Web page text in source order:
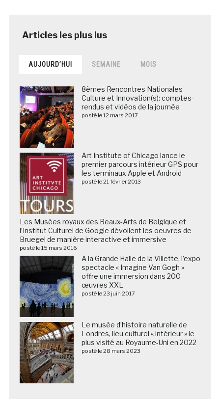
AUJOURD’HUI SEMAINE MOIS
8èmes Rencontres Nationales
Culture et Innovation(s): comptes-
rendus et vidéos de la journée
posté le 12 mars 2017
Art Institute of Chicago lance le
premier parcours intérieur GPS pour
les terminaux Apple et Android
posté le 21 février 2013
Les Musées royaux des Beaux-Arts de Belgique et
l’Institut Culturel de Google dévoilent les oeuvres de
Bruegel de manière interactive et immersive
posté le 15 mars 2016
A la Grande Halle de la Villette, l’expo
spectacle « Imagine Van Gogh »
offre une immersion dans 200
œuvres XXL
posté le 23 juin 2017
Le musée d’histoire naturelle de
Londres, lieu culturel « intérieur » le
plus visité au Royaume-Uni en 2022
posté le 28 mars 2023